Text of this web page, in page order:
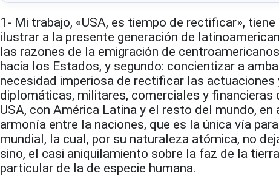
1- Mi trabajo, «USA, es tiempo de rectificar»,
ilustrar a la presente generación de
las razones de la emigración de
hacia los Estados, y segundo: concientizar a
necesidad imperiosa de rectificar las
diplomáticas, militares, comerciales y financieras
USA, con América Latina y el resto del mundo,
armonía entre la naciones, que es la única vía
mundial, la cual, por su naturaleza atómica, no
sino, el casi aniquilamiento sobre la faz de la
particular de la de especie humana.